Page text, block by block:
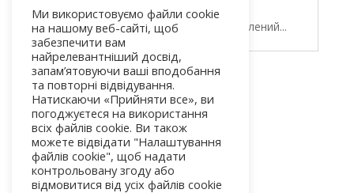
створила антропогенне дерево,
використовуючи виключно необроблений...
« Старі записи
Ми використовуємо файли cookie
на нашому веб-сайті, щоб
забезпечити вам
найрелевантніший досвід,
запам’ятовуючи ваші вподобання
та повторні відвідування.
Натискаючи «Прийняти все», ви
погоджуєтеся на використання
всіх файлів cookie. Ви також
можете відвідати "Налаштування
файлів cookie", щоб надати
контрольовану згоду або
відмовитися від усіх файлів cookie